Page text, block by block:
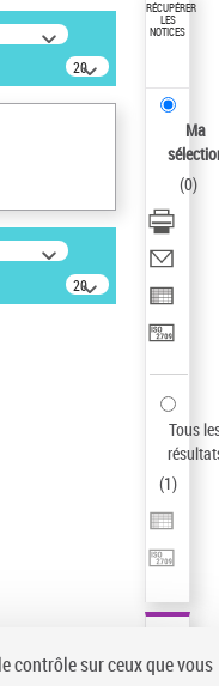
20
résultats/page
20
résultats/page
RÉCUPÉRER
LES
NOTICES
Ma
(0)
Tous
(1)
contrôle sur ceux que vous